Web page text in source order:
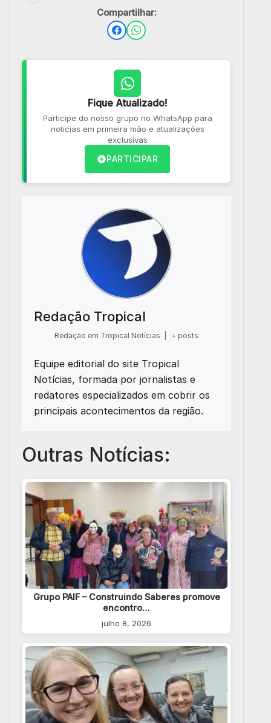
Compartilhar:
Fique Atualizado!
Participe do nosso grupo no WhatsApp para
notícias em primeira mão e atualizações
exclusivas
PARTICIPAR
Redação Tropical
Redação em Tropical Notícias + posts
Equipe editorial do site Tropical
Notícias, formada por jornalistas e
redatores especializados em cobrir os
principais acontecimentos da região.
Outras Notícias:
Grupo PAIF – Construindo Saberes promove
encontro…
julho 8, 2026